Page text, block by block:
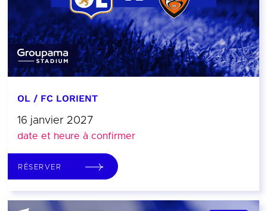
OL / FC LORIENT
16 janvier 2027
date et heure à confirmer
RÉSERVER